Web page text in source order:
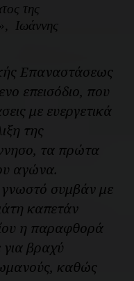
της
Ιωάννης
Επαναστάσεως
επεισόδιο, που
με ευεργετικά
της
τα πρώτα
αγώνα.
γνωστό συμβάν με
καπετάν
η παραφθορά
για βραχύ
καθώς